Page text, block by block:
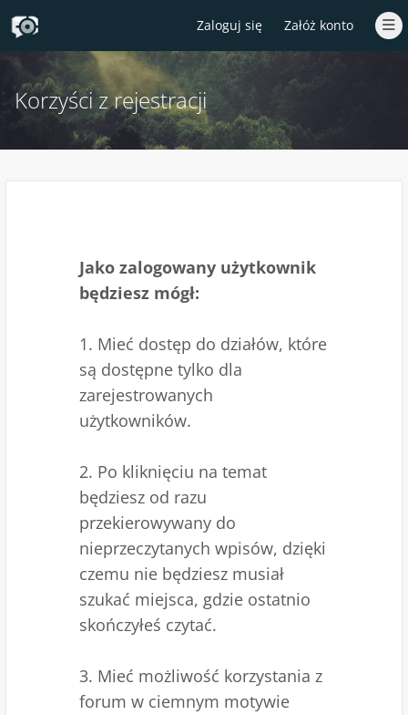
Zaloguj się Załóż konto
Korzyści z rejestracji
Jako zalogowany użytkownik
będziesz mógł:
1. Mieć dostęp do działów, które
są dostępne tylko dla
zarejestrowanych
użytkowników.
2. Po kliknięciu na temat
będziesz od razu
przekierowywany do
nieprzeczytanych wpisów, dzięki
czemu nie będziesz musiał
szukać miejsca, gdzie ostatnio
skończyłeś czytać.
3. Mieć możliwość korzystania z
forum w ciemnym motywie